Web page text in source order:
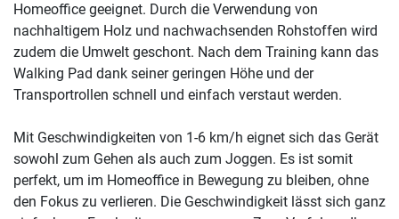
Homeoffice geeignet. Durch die Verwendung von
nachhaltigem Holz und nachwachsenden Rohstoffen wird
zudem die Umwelt geschont. Nach dem Training kann das
Walking Pad dank seiner geringen Höhe und der
Transportrollen schnell und einfach verstaut werden.
Mit Geschwindigkeiten von 1-6 km/h eignet sich das Gerät
sowohl zum Gehen als auch zum Joggen. Es ist somit
perfekt, um im Homeoffice in Bewegung zu bleiben, ohne
den Fokus zu verlieren. Die Geschwindigkeit lässt sich ganz